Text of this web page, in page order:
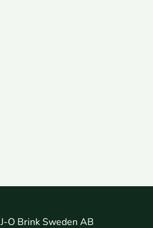
J-O Brink Sweden AB